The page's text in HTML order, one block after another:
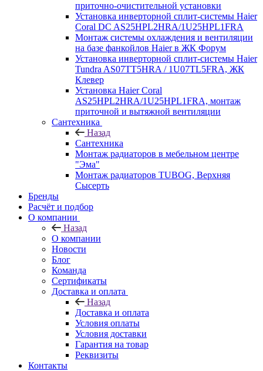
приточно-очистительной установки
Установка инверторной сплит-системы Haier
Coral DC AS25HPL2HRA/1U25HPL1FRA
Монтаж системы охлаждения и вентиляции
на базе фанкойлов Haier в ЖК Форум
Установка инверторной сплит-системы Haier
Tundra AS07TT5HRA / 1U07TL5FRA, ЖК
Клевер
Установка Haier Coral
AS25HPL2HRA/1U25HPL1FRA, монтаж
приточной и вытяжной вентиляции
Сантехника
Назад
Сантехника
Монтаж радиаторов в мебельном центре
"Эма"
Монтаж радиаторов TUBOG, Верхняя
Сысерть
Бренды
Расчёт и подбор
О компании
Назад
О компании
Новости
Блог
Команда
Сертификаты
Доставка и оплата
Назад
Доставка и оплата
Условия оплаты
Условия доставки
Гарантия на товар
Реквизиты
Контакты